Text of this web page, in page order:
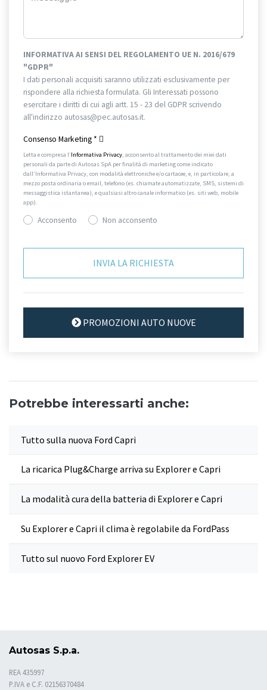
INFORMATIVA AI SENSI DEL REGOLAMENTO UE N. 2016/679
"GDPR"
I dati personali acquisiti saranno utilizzati esclusivamente per
rispondere alla richiesta formulata. Gli Interessati possono
esercitare i diritti di cui agli artt. 15 - 23 del GDPR scrivendo
all'indirizzo autosas@pec.autosas.it.
Consenso Marketing *
Letta e compresa l’Informativa Privacy, acconsento al trattamento dei miei dati
personali da parte di Autosas SpA per finalità di marketing come indicato
dall’Informativa Privacy, con modalità elettroniche e/o cartacee, e, in particolare, a
mezzo posta ordinaria o email, telefono (es. chiamate automatizzate, SMS, sistemi di
messaggistica istantanea), e qualsiasi altro canale informatico (es. siti web, mobile
app).
Acconsento Non acconsento
PROMOZIONI AUTO NUOVE
Potrebbe interessarti anche:
Tutto sulla nuova Ford Capri
La ricarica Plug&Charge arriva su Explorer e Capri
La modalità cura della batteria di Explorer e Capri
Su Explorer e Capri il clima è regolabile da FordPass
Tutto sul nuovo Ford Explorer EV
Autosas S.p.a.
REA 435997
P.IVA e C.F. 02156370484